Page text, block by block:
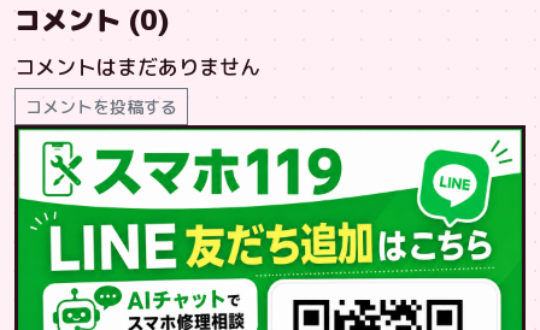
コメント (0)
コメントはまだありません
コメントを投稿する